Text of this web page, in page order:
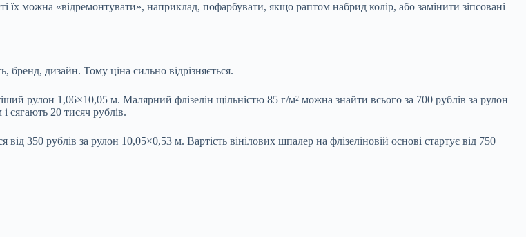
можна «відремонтувати», наприклад, пофарбувати, якщо раптом набрид колір, або замінити зіпсовані
бренд, дизайн. Тому ціна сильно відрізняється.
рулон 1,06×10,05 м. Малярний флізелін щільністю 85 г/м² можна знайти всього за 700 рублів за рулон
сягають 20 тисяч рублів.
350 рублів за рулон 10,05×0,53 м. Вартість вінілових шпалер на флізеліновій основі стартує від 750